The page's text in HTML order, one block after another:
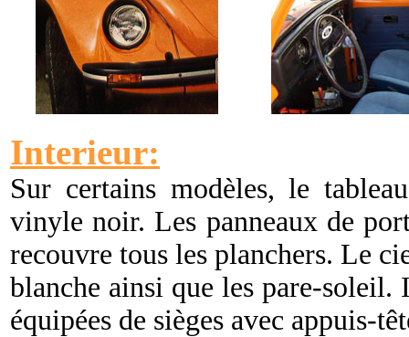
Interieur:
Sur certains modèles, le
vinyle noir. Les panneaux de
recouvre tous les planchers. Le
blanche ainsi que les pare-soleil.
équipées de sièges avec appuis-